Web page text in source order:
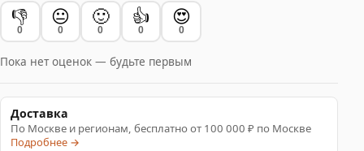
👎
0
😐
0
🙂
0
👍
0
😍
0
Пока нет оценок — будьте первым
Доставка
По Москве и регионам, бесплатно от 100 000 ₽ по Москве
Подробнее →